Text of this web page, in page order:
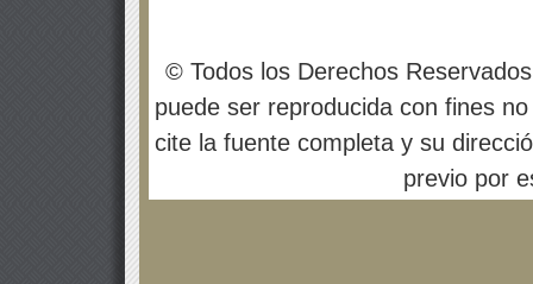
© Todos los Derechos
puede ser reproducida con fines
cite la fuente completa y su
previo por